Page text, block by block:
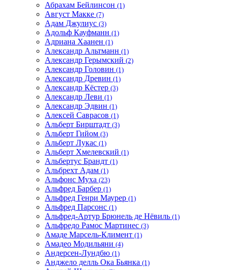
Абрахам Бейлинсон (1)
Август Макке (7)
Адам Джулиус (3)
Адольф Кауфманн (1)
Адриана Хаанен (1)
Александр Альтманн (1)
Александр Герымский (2)
Александр Головин (1)
Александр Древин (1)
Александр Кёстер (3)
Александр Леви (1)
Александр Эдвин (1)
Алексей Саврасов (1)
Альберт Бирштадт (3)
Альберт Гийом (3)
Альберт Лукас (1)
Альберт Хмелевский (1)
Альбертус Брандт (1)
Альбрехт Адам (1)
Альфонс Муха (23)
Альфред Барбер (1)
Альфред Генри Маурер (1)
Альфред Парсонс (1)
Альфред-Артур Брюнель де Нёвиль (1)
Альфредо Рамос Мартинес (3)
Амаде Марсель-Климент (1)
Амадео Модильяни (4)
Андерсен-Лундбю (1)
Анджело делль Ока Бьянка (1)